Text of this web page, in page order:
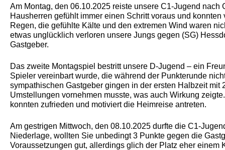
Am Montag, den 06.10.2025 reiste unsere C1-Jugend
Hausherren gefühlt immer einen Schritt voraus und
Regen, die gefühlte Kälte und den extremen Wind waren
etwas unglücklich verloren unsere Jungs gegen (SG)
Gastgeber.
Das zweite Montagspiel bestritt unsere D-Jugend – ein
Spieler vereinbart wurde, die während der Punkterunde
sympathischen Gastgeber gingen in der ersten Halbzeit
Umstellungen vornehmen musste, was auch Wirkung
konnten zufrieden und motiviert die Heimreise antreten.
Am gestrigen Mittwoch, den 08.10.2025 durfte die C1-
Niederlage, wollten Sie unbedingt 3 Punkte gegen die
Voraussetzungen gut, allerdings glich der Platz eher